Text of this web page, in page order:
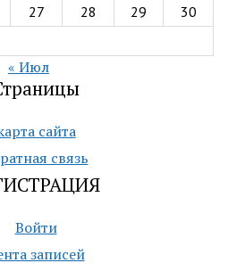
27 28 29
30
« Июл
сайта
связь
Войти
записей